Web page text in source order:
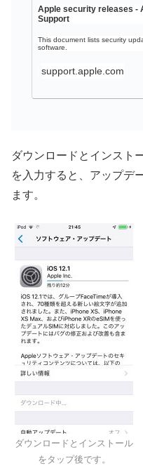
Apple security releases -
Support
This document lists security
software.
support.apple.com
ダウンロードとインスト
を入力すると、アップデ
ます。
ダウンロードとインストール
をタップ後です。